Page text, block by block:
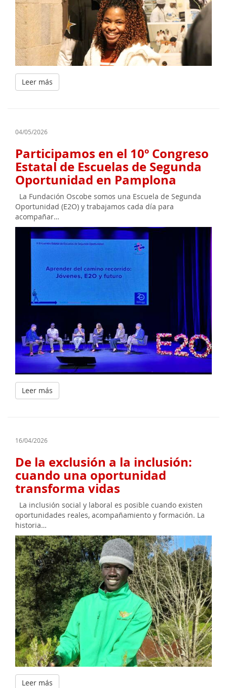
Leer más
04/05/2026
Participamos en el 10º Congreso
Estatal de Escuelas de Segunda
Oportunidad en Pamplona
La Fundación Oscobe somos una Escuela de Segunda
Oportunidad (E2O) y trabajamos cada día para
acompañar…
Leer más
16/04/2026
De la exclusión a la inclusión:
cuando una oportunidad
transforma vidas
La inclusión social y laboral es posible cuando existen
oportunidades reales, acompañamiento y formación. La
historia…
Leer más